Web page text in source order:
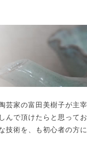
家の富田美樹子が主
んで頂けたらと思っ
技術を、も初心者の